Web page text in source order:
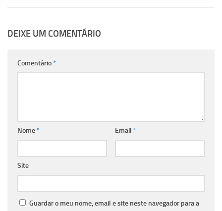
DEIXE UM COMENTÁRIO
Comentário*
Nome* Email *
Site
Guardar o meu nome, email e site neste navegador para a